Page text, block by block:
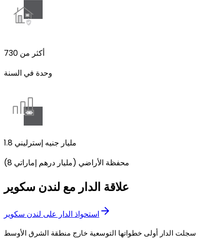
أكثر من 730
وحدة في السنة
1.8 مليار جنيه إسترليني
(8 مليار درهم إماراتي) محفظة الأراضي
علاقة الدار مع لندن سكوير
استحواذ الدار على لندن سكوير
سجلت الدار أولى خطواتها التوسعية خارج منطقة الشرق الأوسط